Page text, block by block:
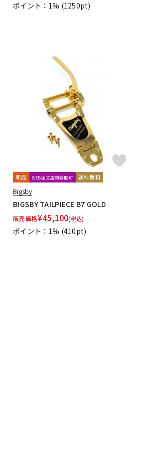
ポイント：1% (1250pt)
新品 WEB注文店頭受取可 送料無料
Bigsby
BIGSBY TAILPIECE B7 GOLD
販売価格¥45,100(税込)
ポイント：1% (410pt)